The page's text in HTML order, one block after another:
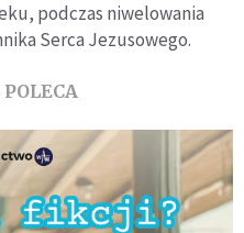
podczas niwelowania
Serca Jezusowego.